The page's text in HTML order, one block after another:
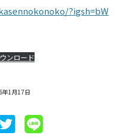
?igsh=bW
ンロード
1月17日